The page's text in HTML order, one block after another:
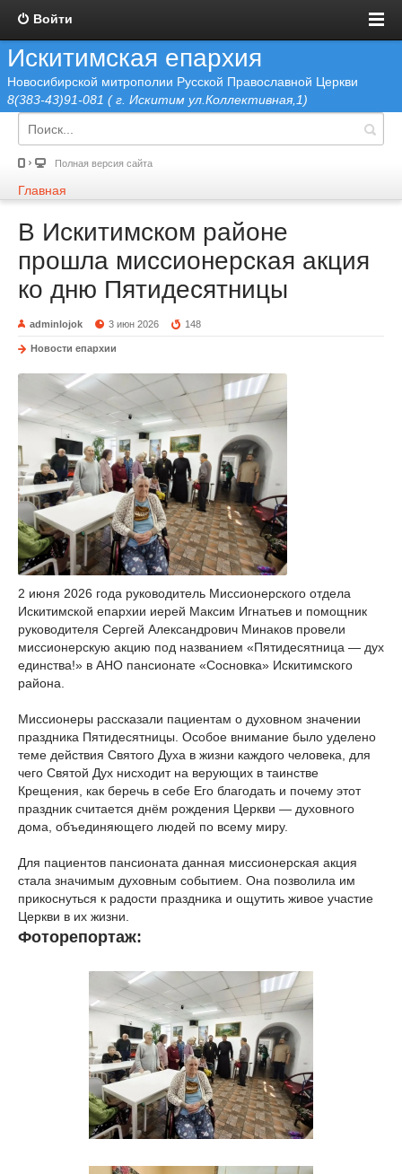
Войти
Искитимская епархия
Новосибирской митрополии Русской Православной Церкви
8(383-43)91-081 ( г. Искитим ул.Коллективная,1)
Полная версия сайта
Главная
В Искитимском районе
прошла миссионерская акция
ко дню Пятидесятницы
adminlojok 3 июн 2026 148
Новости епархии
2 июня 2026 года руководитель Миссионерского отдела
Искитимской епархии иерей Максим Игнатьев и помощник
руководителя Сергей Александрович Минаков провели
миссионерскую акцию под названием «Пятидесятница — дух
единства!» в АНО пансионате «Сосновка» Искитимского
района.
Миссионеры рассказали пациентам о духовном значении
праздника Пятидесятницы. Особое внимание было уделено
теме действия Святого Духа в жизни каждого человека, для
чего Святой Дух нисходит на верующих в таинстве
Крещения, как беречь в себе Его благодать и почему этот
праздник считается днём рождения Церкви — духовного
дома, объединяющего людей по всему миру.
Для пациентов пансионата данная миссионерская акция
стала значимым духовным событием. Она позволила им
прикоснуться к радости праздника и ощутить живое участие
Церкви в их жизни.
Фоторепортаж: